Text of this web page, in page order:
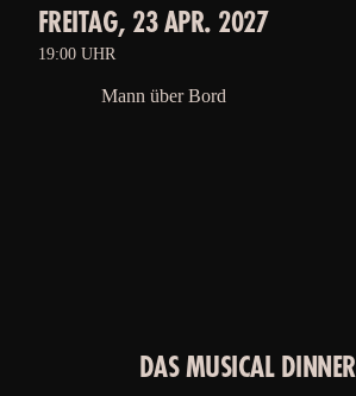
FREITAG, 23 APR. 2027
19:00 UHR
Mann über Bord
DAS MUSICAL